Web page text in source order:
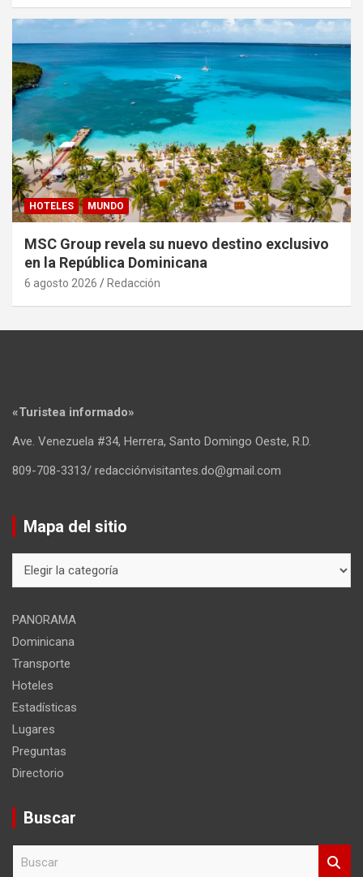
HOTELES MUNDO
MSC Group revela su nuevo destino exclusivo
en la República Dominicana
6 agosto 2026 Redacción
«Turistea informado»
Ave. Venezuela #34, Herrera, Santo Domingo Oeste, R.D.
809-708-3313/ redacciónvisitantes.do@gmail.com
Mapa del sitio
del
PANORAMA
Dominicana
Transporte
Hoteles
Estadísticas
Lugares
Preguntas
Directorio
Buscar